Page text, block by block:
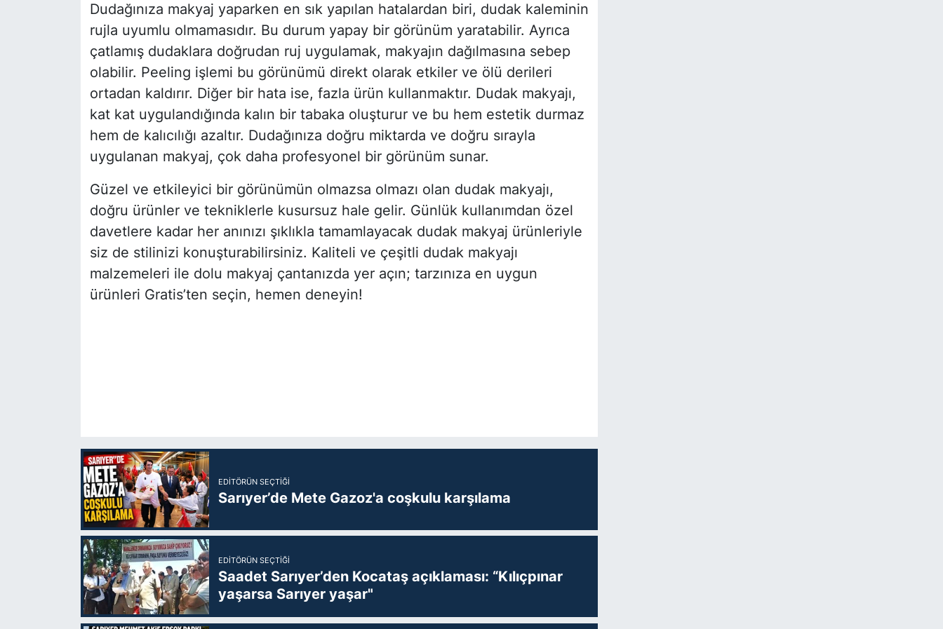
Dudağınıza makyaj yaparken en sık yapılan hatalardan biri, dudak kaleminin
rujla uyumlu olmamasıdır. Bu durum yapay bir görünüm yaratabilir. Ayrıca
çatlamış dudaklara doğrudan ruj uygulamak, makyajın dağılmasına sebep
olabilir. Peeling işlemi bu görünümü direkt olarak etkiler ve ölü derileri
ortadan kaldırır. Diğer bir hata ise, fazla ürün kullanmaktır. Dudak makyajı,
kat kat uygulandığında kalın bir tabaka oluşturur ve bu hem estetik durmaz
hem de kalıcılığı azaltır. Dudağınıza doğru miktarda ve doğru sırayla
uygulanan makyaj, çok daha profesyonel bir görünüm sunar.
Güzel ve etkileyici bir görünümün olmazsa olmazı olan dudak makyajı,
doğru ürünler ve tekniklerle kusursuz hale gelir. Günlük kullanımdan özel
davetlere kadar her anınızı şıklıkla tamamlayacak dudak makyaj ürünleriyle
siz de stilinizi konuşturabilirsiniz. Kaliteli ve çeşitli dudak makyajı
malzemeleri ile dolu makyaj çantanızda yer açın; tarzınıza en uygun
ürünleri Gratis’ten seçin, hemen deneyin!
EDITÖRÜN SEÇTIĞI
Sarıyer’de Mete Gazoz'a coşkulu karşılama
EDITÖRÜN SEÇTIĞI
Saadet Sarıyer’den Kocataş açıklaması: “Kılıçpınar
yaşarsa Sarıyer yaşar"